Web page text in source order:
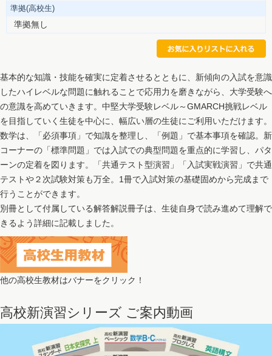
準拠(高校生)
準拠無し
基本的な知識・技能を確実に定着させるとともに、新傾向の入試を意識
したハイレベルな問題に触れることで応用力を磨きながら、大学受験へ
の意識を高めていきます。中堅大学受験レベル～GMARCH挑戦レベル
を目指していく生徒を中心に、幅広い層の生徒にご利用いただけます。
数学は、「必須事項」で知識を整理し、「例題」で基本事項を確認。新
コーナーの「標準問題」では入試での典型問題を重点的に学習し、パタ
ーンの定着を図ります。「共通テスト型演習」「入試実戦演習」で共通
テストや２次試験対策も万全。1冊で入試対策の基礎固めから完成まで
行うことができます。
別冊として付属している解答解説冊子は、生徒自身で読み進めて理解で
きるよう詳細に記載しました。
他の高校生教材はバナーをクリック！
高校新演習シリーズ ご案内動画